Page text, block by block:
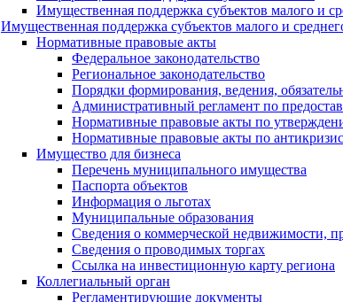
Имущественная поддержка субъектов малого и
Имущественная поддержка субъектов малого и
Нормативные правовые акты
Федеральное законодательство
Региональное законодательство
Порядки формирования, ведения,
Административный регламент по
Нормативные правовые акты по
Нормативные правовые акты по
Имущество для бизнеса
Перечень муниципального имущества
Паспорта объектов
Информация о льготах
Муниципальные образования
Сведения о коммерческой недвижимости,
Сведения о проводимых торгах
Ссылка на инвестиционную карту региона
Коллегиальный орган
Регламентирующие документы